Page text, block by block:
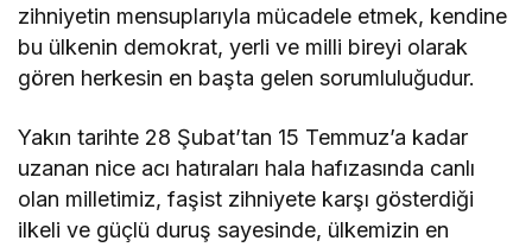
zihniyetin mensuplarıyla mücadele etmek, kendine
bu ülkenin demokrat, yerli ve milli bireyi olarak
gören herkesin en başta gelen sorumluluğudur.
Yakın tarihte 28 Şubat’tan 15 Temmuz’a kadar
uzanan nice acı hatıraları hala hafızasında canlı
olan milletimiz, faşist zihniyete karşı gösterdiği
ilkeli ve güçlü duruş sayesinde, ülkemizin en